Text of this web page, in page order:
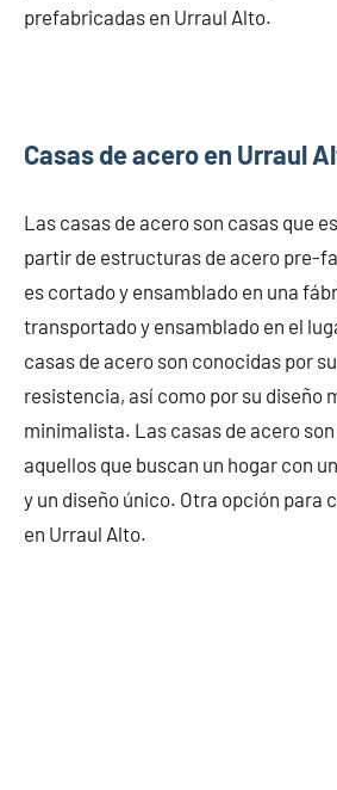
prefabricadas en Urraul Alto.
Casas de acero en Urraul
Las casas de acero son casas que
partir de estructuras de acero pre-
es cortado y ensamblado en una
transportado y ensamblado en el
casas de acero son conocidas por
resistencia, así como por su diseño
minimalista. Las casas de acero
aquellos que buscan un hogar con
y un diseño único. Otra opción para
en Urraul Alto.